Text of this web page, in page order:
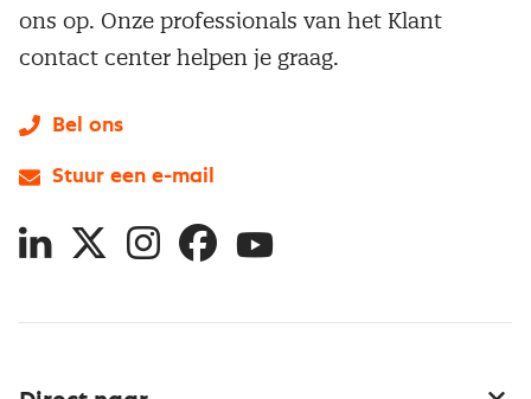
ons op. Onze professionals van het Klant
contact center helpen je graag.
Bel ons
Stuur een e-mail
LinkedIn
X InstagramFacebookYouTube